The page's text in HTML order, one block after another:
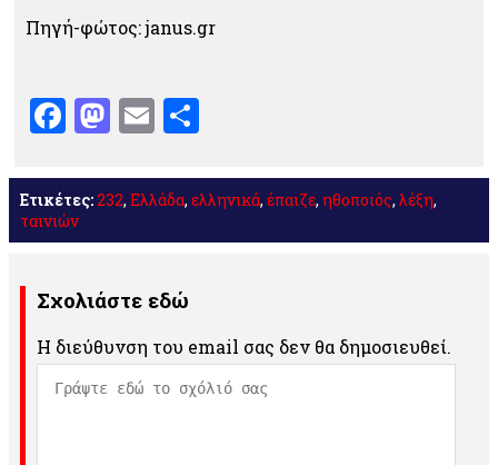
Πηγή-φώτος: janus.gr
Facebook
Mastodon
Email
Ετικέτες:232, Ελλάδα, ελληνικά, έπαιζε, ηθοποιός, λέξη,
ταινιών
Σχολιάστε εδώ
Η διεύθυνση του email σας δεν θα δημοσιευθεί.